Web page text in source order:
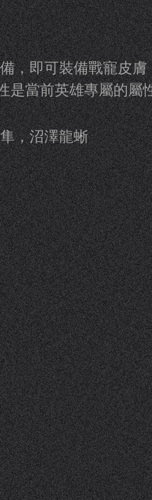
，即可裝備戰寵皮
是當前英雄專屬的屬
，沼澤龍蜥